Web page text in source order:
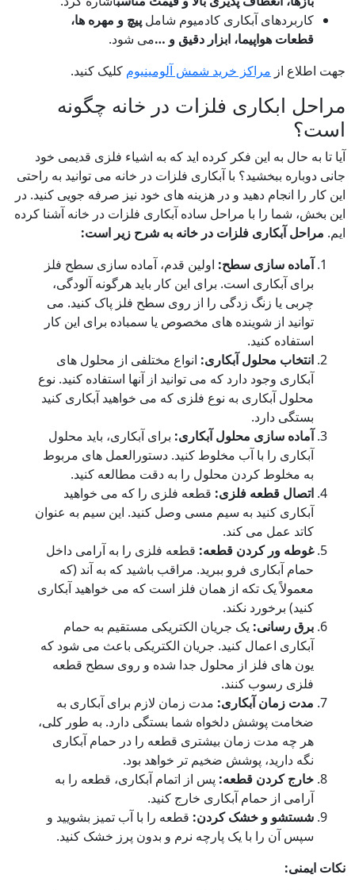
آبکاری کادمیوم شاملپیچ و مهره ها،
هواپیما، ابزار دقیق و…می شود.
از مراکز خرید شمش آلومینیوم کلیک کنید.
ابکاری فلزات در خانه چگونه
حال به این فکر کرده اید که به اشیاء فلزی قدیمی خود
ببخشید؟ با آبکاری فلزات در خانه می توانید به راحتی
را انجام دهید و در هزینه های خود نیز صرفه جویی کنید. در
شما را با مراحل ساده آبکاری فلزات در خانه آشنا کرده
آبکاری فلزات در خانه به شرح زیر است:
سازی سطح:اولین قدم، آماده سازی سطح فلز
آبکاری است. برای این کار باید هرگونه آلودگی،
یا زنگ زدگی را از روی سطح فلز پاک کنید. می
از شوینده های مخصوص یا سمباده برای این کار
کنید.
محلول آبکاری:انواع مختلفی از محلول های
وجود دارد که می توانید از آنها استفاده کنید. نوع
آبکاری به نوع فلزی که می خواهید آبکاری کنید
دارد.
سازی محلول آبکاری:برای آبکاری، باید محلول
را با آب مخلوط کنید. دستورالعمل های مربوط
مخلوط کردن محلول را به دقت مطالعه کنید.
قطعه فلزی:قطعه فلزی را که می خواهید
کنید به سیم مسی وصل کنید. این سیم به عنوان
عمل می کند.
ور کردن قطعه:قطعه فلزی را به آرامی داخل
آبکاری فرو ببرید. مراقب باشید که به آند (که
یک تکه از همان فلز است که می خواهید آبکاری
برخورد نکند.
رسانی:یک جریان الکتریکی مستقیم به حمام
اعمال کنید. جریان الکتریکی باعث می شود که
های فلز از محلول جدا شده و روی سطح قطعه
رسوب کنند.
زمان آبکاری:مدت زمان لازم برای آبکاری به
پوشش دلخواه شما بستگی دارد. به طور کلی،
چه مدت زمان بیشتری قطعه را در حمام آبکاری
دارید، پوشش ضخیم تر خواهد بود.
کردن قطعه:پس از اتمام آبکاری، قطعه را به
از حمام آبکاری خارج کنید.
و خشک کردن:قطعه را با آب تمیز بشویید و
آن را با یک پارچه نرم و بدون پرز خشک کنید.